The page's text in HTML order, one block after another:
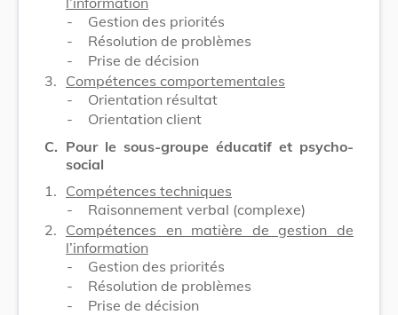
-
Gestion des priorités
-
Résolution de problèmes
-
Prise de décision
3. Compétences comportementales
-
Orientation résultat
-
Orientation client
C. Pour le sous-groupe éducatif et psycho-
social
1. Compétences techniques
-
Raisonnement verbal (complexe)
2. Compétences en matière de gestion de
l’information
-
Gestion des priorités
-
Résolution de problèmes
-
Prise de décision